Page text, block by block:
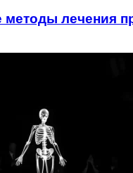
лечения